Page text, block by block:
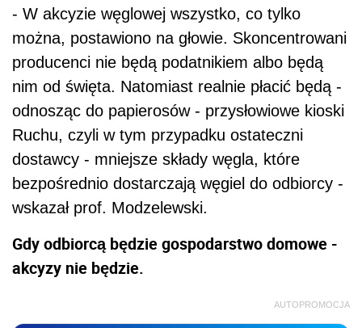
- W akcyzie węglowej wszystko, co tylko
można, postawiono na głowie. Skoncentrowani
producenci nie będą podatnikiem albo będą
nim od święta. Natomiast realnie płacić będą -
odnosząc do papierosów - przysłowiowe kioski
Ruchu, czyli w tym przypadku ostateczni
dostawcy - mniejsze składy węgla, które
bezpośrednio dostarczają węgiel do odbiorcy -
wskazał prof. Modzelewski.
Gdy odbiorcą będzie gospodarstwo domowe -
akcyzy nie będzie.
AUTOPROMOCJA